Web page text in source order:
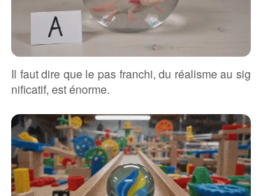
Il faut dire que le pas franchi, du réalisme au sig
nificatif, est énorme.